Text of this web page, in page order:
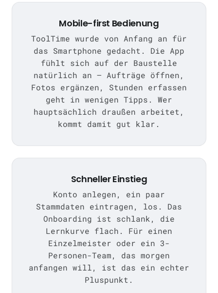
Mobile-first Bedienung
ToolTime wurde von Anfang an für
das Smartphone gedacht. Die App
fühlt sich auf der Baustelle
natürlich an — Aufträge öffnen,
Fotos ergänzen, Stunden erfassen
geht in wenigen Tipps. Wer
hauptsächlich draußen arbeitet,
kommt damit gut klar.
Schneller Einstieg
Konto anlegen, ein paar
Stammdaten eintragen, los. Das
Onboarding ist schlank, die
Lernkurve flach. Für einen
Einzelmeister oder ein 3-
Personen-Team, das morgen
anfangen will, ist das ein echter
Pluspunkt.